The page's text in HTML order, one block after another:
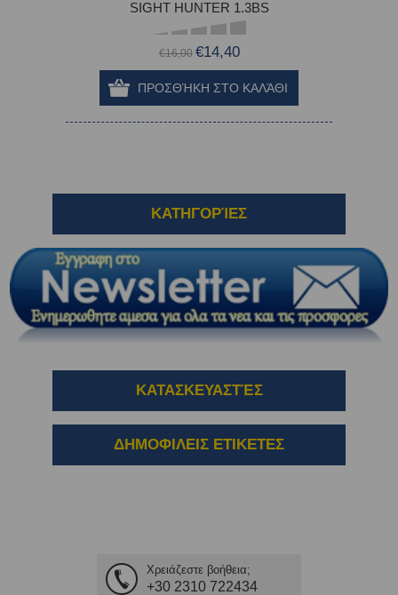
SIGHT HUNTER 1.3BS
€16,00 €14,40
ΚΑΤΗΓΟΡΊΕΣ
ΚΑΤΑΣΚΕΥΑΣΤΈΣ
ΔΗΜΟΦΙΛΕΙΣ ΕΤΙΚΕΤΕΣ
Χρειάζεστε βοήθεια;
+30 2310 722434